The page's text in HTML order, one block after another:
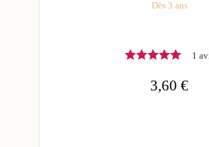
Dès 3 ans
1
3,60 €